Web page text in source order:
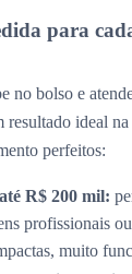
para
no bolso e
resultado ideal na
perfeitos:
R$ 200 mil:
profissionais
muito